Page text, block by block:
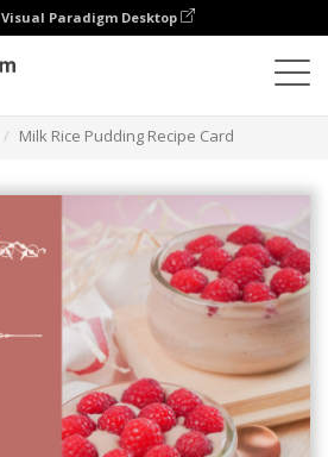
Visual Paradigm Desktop
Milk Rice Pudding Recipe Card